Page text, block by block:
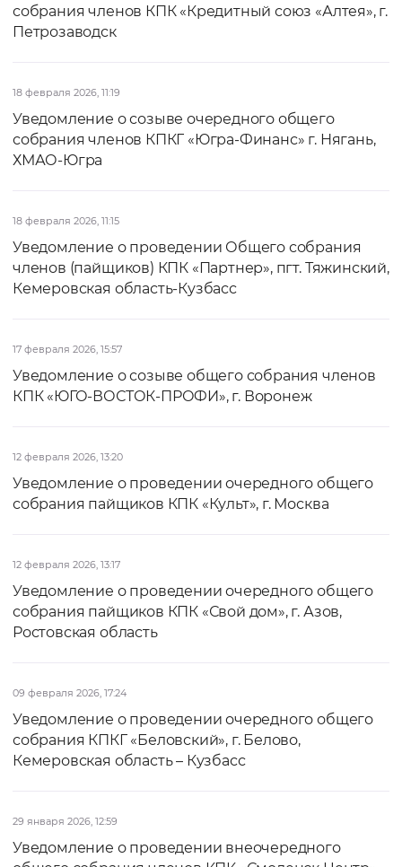
собрания членов КПК «Кредитный союз «Алтея», г.
Петрозаводск
18 февраля 2026, 11:19
Уведомление о созыве очередного общего
собрания членов КПКГ «Югра-Финанс» г. Нягань,
ХМАО-Югра
18 февраля 2026, 11:15
Уведомление о проведении Общего собрания
членов (пайщиков) КПК «Партнер», пгт. Тяжинский,
Кемеровская область-Кузбасс
17 февраля 2026, 15:57
Уведомление о созыве общего собрания членов
КПК «ЮГО-ВОСТОК-ПРОФИ», г. Воронеж
12 февраля 2026, 13:20
Уведомление о проведении очередного общего
собрания пайщиков КПК «Культ», г. Москва
12 февраля 2026, 13:17
Уведомление о проведении очередного общего
собрания пайщиков КПК «Свой дом», г. Азов,
Ростовская область
09 февраля 2026, 17:24
Уведомление о проведении очередного общего
собрания КПКГ «Беловский», г. Белово,
Кемеровская область – Кузбасс
29 января 2026, 12:59
Уведомление о проведении внеочередного